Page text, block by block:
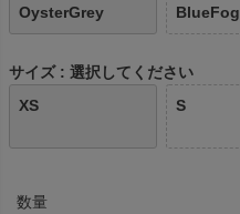
OysterGrey BlueFog
サイズ
選択してください
XS
S